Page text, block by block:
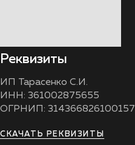
Реквизиты
ИП Тарасенко С.И.
ИНН: 361002875655
ОГРНИП: 314366826100157
СКАЧАТЬ РЕКВИЗИТЫ